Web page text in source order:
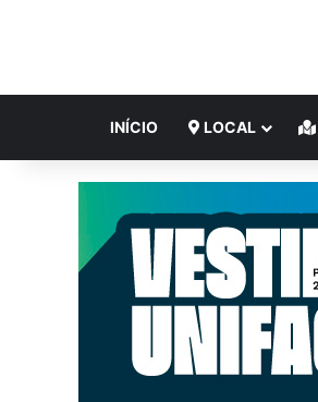
INÍCIO LOCAL